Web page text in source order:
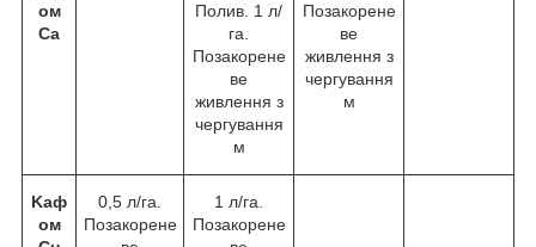
ом
Ca
Полив. 1 л/
га.
Позакорене
ве
живлення з
чергування
м
Позакорене
ве
живлення з
чергування
м
Kаф
ом
0,5 л/га.
Позакорене
1 л/га.
Позакорене